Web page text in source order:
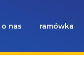
o nas ramówka